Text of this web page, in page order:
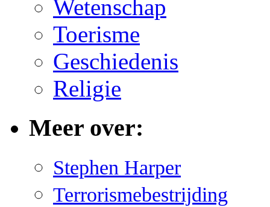
Wetenschap
Toerisme
Geschiedenis
Religie
Meer over:
Stephen Harper
Terrorismebestrijding